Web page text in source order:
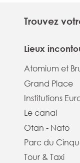
Trouvez
Lieux
Atomium et
Grand Place
Institutions
Le canal
Otan - Nato
Parc du
Tour & Taxi